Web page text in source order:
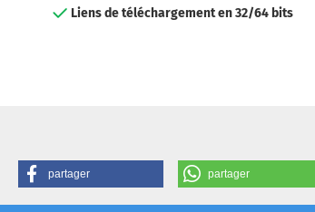
Liens de téléchargement en 32/64 bits
partager partager